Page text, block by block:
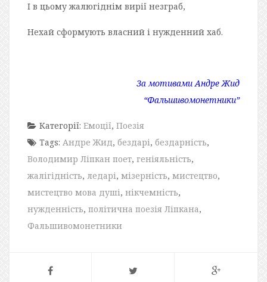
І в цьому жалюгіднім вирії незграб,
Нехай сформують власний і нужденний хаб.
За мотивами Андре Жид
“Фальшивомонетники”
Категорії: Емоції, Поезія
Tags: Андре Жид, бездарі, бездарність,
Володимир Ліпкан поет, геніяльність,
жалігідність, ледарі, мізерність, мистецтво,
мистецтво мова душі, нікчемність,
нужденність, політична поезія Ліпкана,
Фальшивомонетники